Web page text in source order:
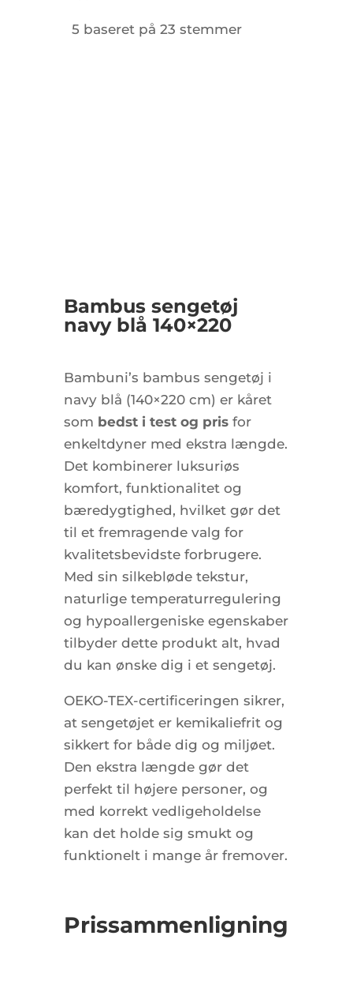
5 baseret på 23 stemmer
Bambus sengetøj
navy blå 140×220
Bambuni’s bambus sengetøj i
navy blå (140×220 cm) er kåret
som bedst i test og prisfor
enkeltdyner med ekstra længde.
Det kombinerer luksuriøs
komfort, funktionalitet og
bæredygtighed, hvilket gør det
til et fremragende valg for
kvalitetsbevidste forbrugere.
Med sin silkebløde tekstur,
naturlige temperaturregulering
og hypoallergeniske egenskaber
tilbyder dette produkt alt, hvad
du kan ønske dig i et sengetøj.
OEKO-TEX-certificeringen sikrer,
at sengetøjet er kemikaliefrit og
sikkert for både dig og miljøet.
Den ekstra længde gør det
perfekt til højere personer, og
med korrekt vedligeholdelse
kan det holde sig smukt og
funktionelt i mange år fremover.
Prissammenligning